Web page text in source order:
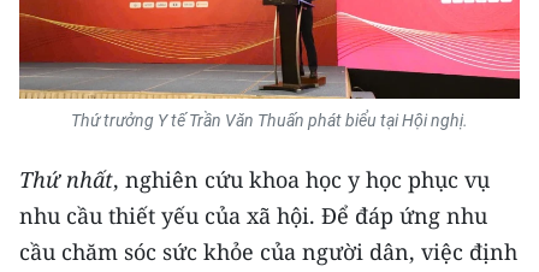
Thứ trưởng Y tế Trần Văn Thuấn phát biểu tại Hội nghị.
Thứ nhất, nghiên cứu khoa học y học phục vụ
nhu cầu thiết yếu của xã hội. Để đáp ứng nhu
cầu chăm sóc sức khỏe của người dân, việc định